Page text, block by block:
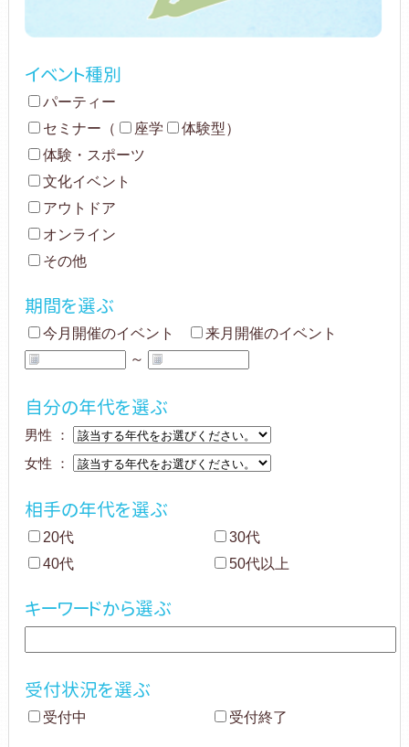
イベント種別
パーティー
セミナー （ 座学 体験型）
体験・スポーツ
文化イベント
アウトドア
オンライン
その他
期間を選ぶ
今月開催のイベント
来月開催のイベント
～
自分の年代を選ぶ
男性 ：
女性 ：
相手の年代を選ぶ
20代
30代
40代
50代以上
キーワードから選ぶ
受付状況を選ぶ
受付中 受付終了